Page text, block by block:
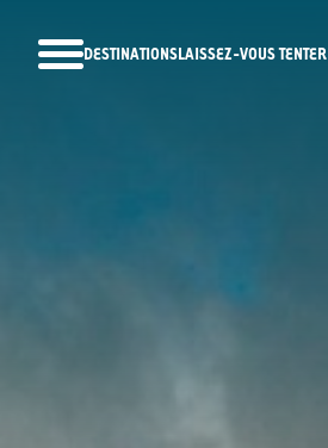
DESTINATIONSLAISSEZ-VOUS TENTER